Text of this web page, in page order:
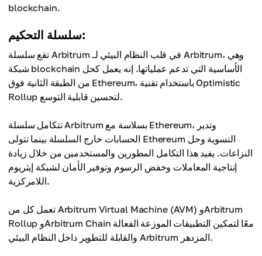
blockchain.
سلسلة التحكيم:
تقع سلسلة Arbitrum في قلب النظام البيئي لـ Arbitrum، وهي
شبكة blockchain الأساسية التي تدعم عملياتها. إنه يعمل كحل
من الطبقة الثانية فوق Ethereum، باستخدام تقنية Optimistic
Rollup لتحسين قابلية التوسع.
تتكامل سلسلة Arbitrum بسلاسة مع Ethereum، وتدير
الحسابات خارج السلسلة بينما تتولى Ethereum التسوية وحل
النزاعات. يفيد هذا التكامل المطورين والمستخدمين من خلال زيادة
إنتاجية المعاملات وخفض الرسوم وتوفير الأمان لشبكة إيثريوم
اللامركزية.
تعمل كل من Arbitrum Virtual Machine (AVM) وArbitrum
Rollup وArbitrum Chain معًا لتمكين التطبيقات الموزعة الفعالة
والقابلة للتطوير داخل النظام البيئي Arbitrum المزدهر.